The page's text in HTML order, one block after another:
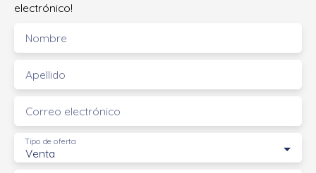
electrónico!
Nombre
Apellido
Correo electrónico
Venta
Tipo de oferta